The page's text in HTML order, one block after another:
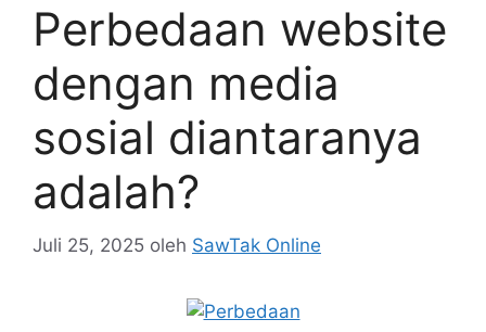
Perbedaan website
dengan media
sosial diantaranya
adalah?
Juli 25, 2025 oleh SawTak Online